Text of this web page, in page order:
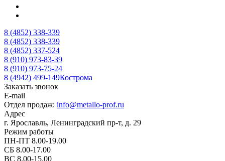
8 (4852) 338-339
8 (4852) 338-339
8 (4852) 337-524
8 (910) 973-83-39
8 (910) 973-75-24
8 (4942) 499-149Кострома
Заказать звонок
E-mail
Отдел продаж: info@metallo-prof.ru
Адрес
г. Ярославль, Ленинградский пр-т, д. 29
Режим работы
ПН-ПТ 8.00-19.00
СБ 8.00-17.00
ВС 8.00-15.00